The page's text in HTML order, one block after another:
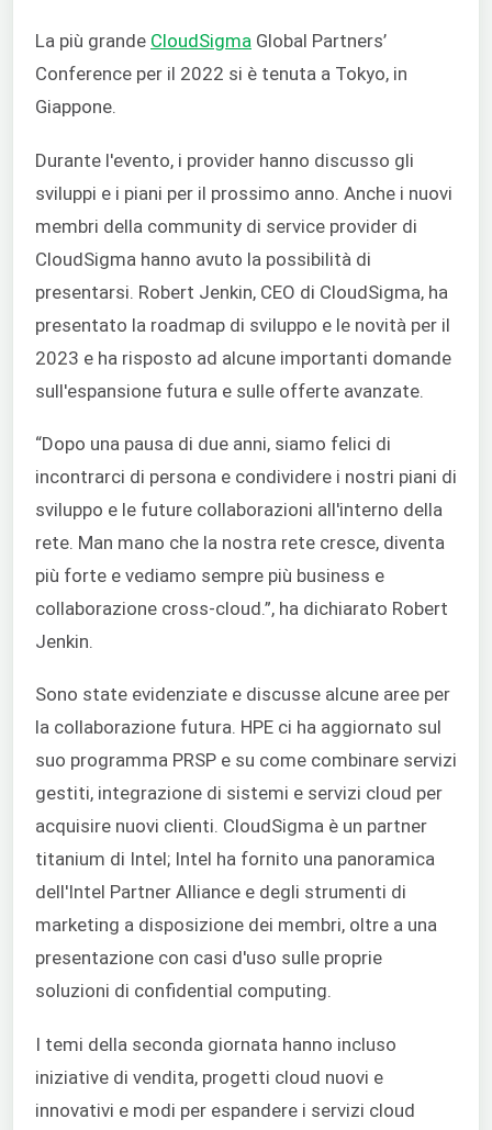
La più grande CloudSigma Global Partners’
Conference per il 2022 si è tenuta a Tokyo, in
Giappone.
Durante l'evento, i provider hanno discusso gli
sviluppi e i piani per il prossimo anno. Anche i nuovi
membri della community di service provider di
CloudSigma hanno avuto la possibilità di
presentarsi. Robert Jenkin, CEO di CloudSigma, ha
presentato la roadmap di sviluppo e le novità per il
2023 e ha risposto ad alcune importanti domande
sull'espansione futura e sulle offerte avanzate.
“Dopo una pausa di due anni, siamo felici di
incontrarci di persona e condividere i nostri piani di
sviluppo e le future collaborazioni all'interno della
rete. Man mano che la nostra rete cresce, diventa
più forte e vediamo sempre più business e
collaborazione cross-cloud.”, ha dichiarato Robert
Jenkin.
Sono state evidenziate e discusse alcune aree per
la collaborazione futura. HPE ci ha aggiornato sul
suo programma PRSP e su come combinare servizi
gestiti, integrazione di sistemi e servizi cloud per
acquisire nuovi clienti. CloudSigma è un partner
titanium di Intel; Intel ha fornito una panoramica
dell'Intel Partner Alliance e degli strumenti di
marketing a disposizione dei membri, oltre a una
presentazione con casi d'uso sulle proprie
soluzioni di confidential computing.
I temi della seconda giornata hanno incluso
iniziative di vendita, progetti cloud nuovi e
innovativi e modi per espandere i servizi cloud